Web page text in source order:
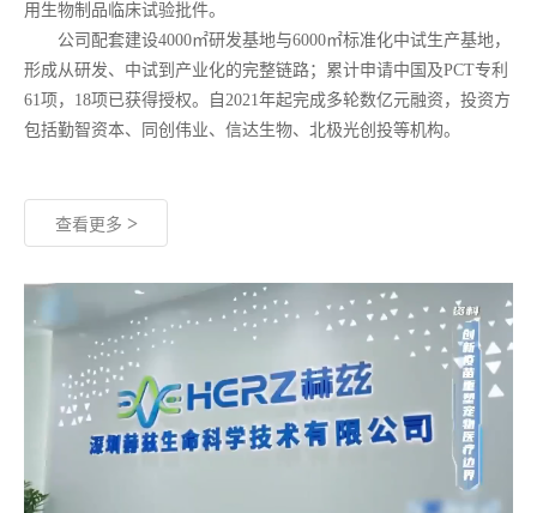
用生物制品临床试验批件。
公司配套建设4000㎡研发基地与6000㎡标准化中试生产基地，
形成从研发、中试到产业化的完整链路；累计申请中国及PCT专利
61项，18项已获得授权。自2021年起完成多轮数亿元融资，投资方
包括勤智资本、同创伟业、信达生物、北极光创投等机构。
查看更多 >